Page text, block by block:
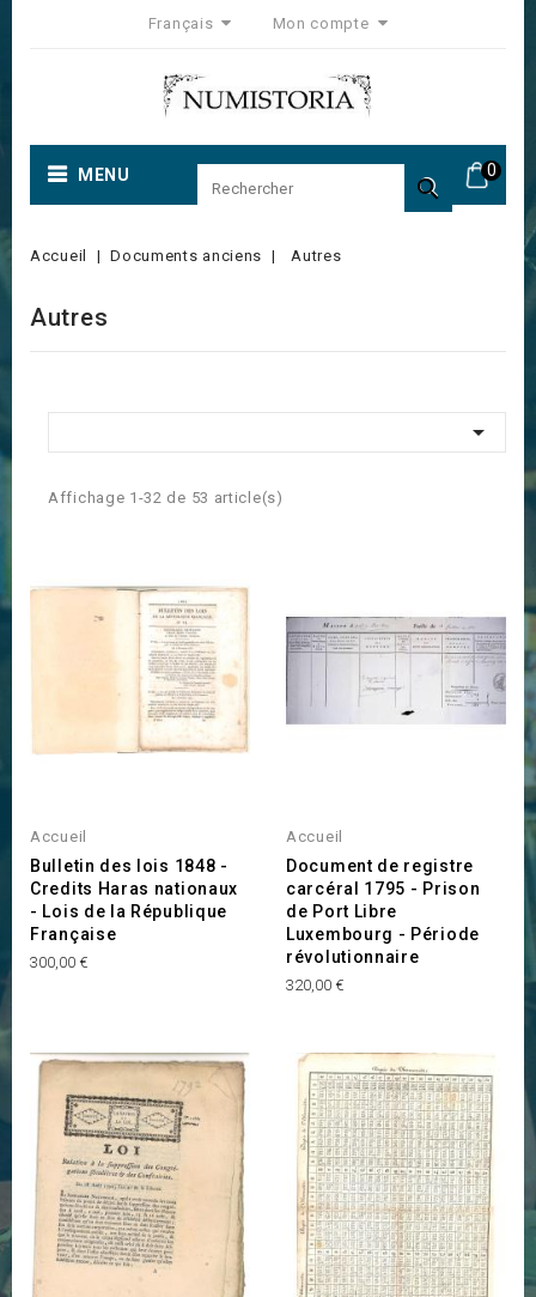
Français Mon compte
0
MENU 
Accueil Documents anciens Autres
Autres

Affichage 1-32 de 53 article(s)
Accueil
Bulletin des lois 1848 -
Credits Haras nationaux
- Lois de la République
Française
Prix
300,00 €
Accueil
Document de registre
carcéral 1795 - Prison
de Port Libre
Luxembourg - Période
révolutionnaire
Prix
320,00 €